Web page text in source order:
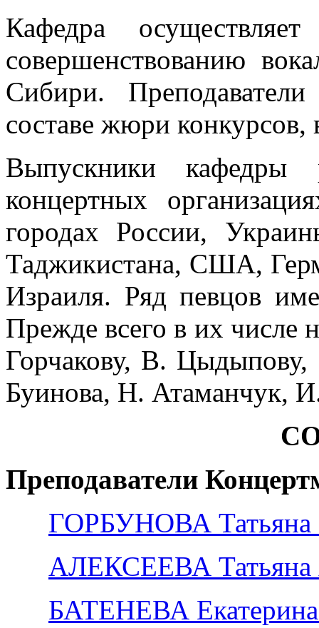
Кафедра
совершенствованию
Сибири.
составе жюри
Выпускники кафедры
концертных
городах России,
Таджикистана, США,
Израиля. Ряд певцов
Прежде всего в их числе
Горчакову, В.
Буинова, Н. Атаманчук,
Преподаватели
ГОРБУНОВА Татьяна
АЛЕКСЕЕВА Татьяна
БАТЕНЕВА Екатерина